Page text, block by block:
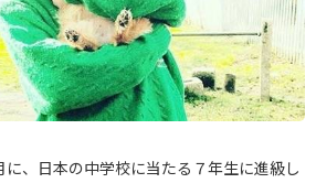
、日本の中学校に当たる７年生に進級し